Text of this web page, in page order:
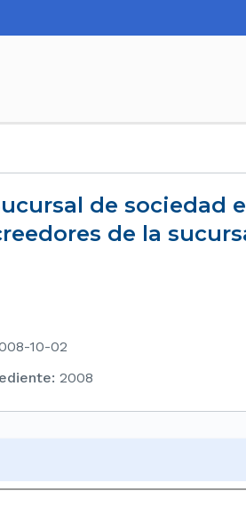
de la
10-02
: 2008